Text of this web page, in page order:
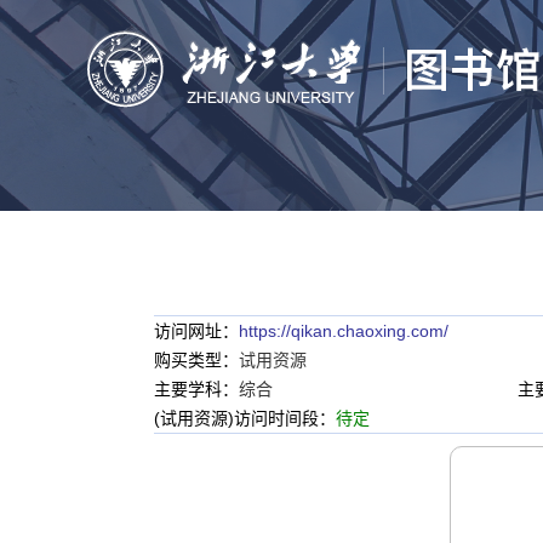
访问网址： https://qikan.chaoxing.com/
购买类型： 试用资源
主要学科： 综合 主
(试用资源)访问时间段： 待定